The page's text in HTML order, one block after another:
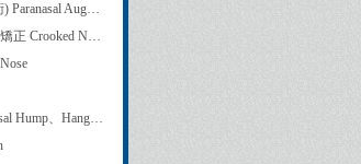
貴族手術(鼻溝槽手術) Paranasal Augmentation
鼻彎曲併鼻中隔彎曲矯正 Crooked Nose Correction and Septoplasty
駝峰鼻、鷹鉤鼻 Dorsal Hump、Hanging Columella